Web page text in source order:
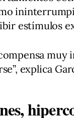
estímulos
muy
explica